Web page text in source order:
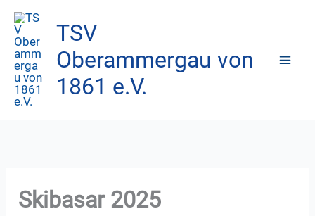
Zum
Inhalt
springen
TSV
Oberammergau von
1861 e.V.
Skibasar 2025